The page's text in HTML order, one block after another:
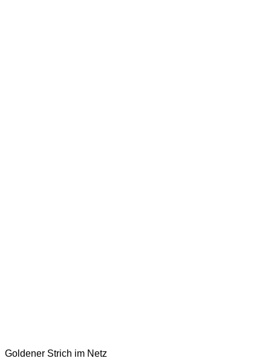
Goldener Strich im Netz